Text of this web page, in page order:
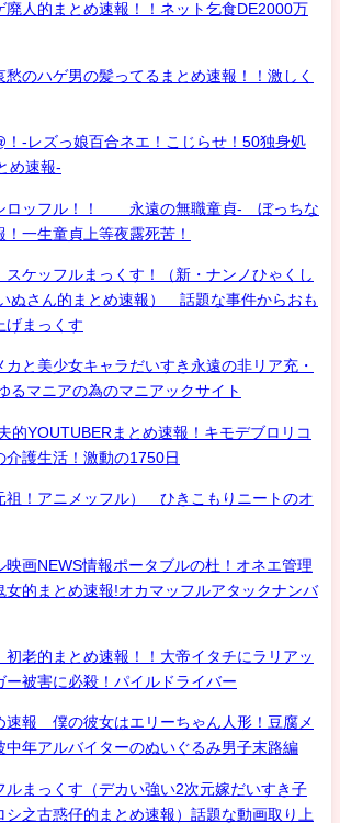
廃人的まとめ速報！！ネット乞食DE2000万
愁のハゲ男の髪ってるまとめ速報！！激しく
！-レズっ娘百合ネエ！こじらせ！50独身処
め速報-
ロッフル！！ 永遠の無職童貞- ぼっちな
！一生童貞上等夜露死苦！
スケッフルまっくす！（新・ナンノひゃくし
ぬさん的まとめ速報） 話題な事件からおも
げまっくす
カと美少女キャラだいすき永遠の非リア充・
るマニアの為のマニアックサイト
的YOUTUBERまとめ速報！キモデブロリコ
介護生活！激動の1750日
祖！アニメッフル） ひきこもりニートのオ
映画NEWS情報ポータブルの杜！オネエ管理
女的まとめ速報!オカマッフルアタックナンバ
初老的まとめ速報！！大帝イタチにラリアッ
ー被害に必殺！パイルドライバー
速報 僕の彼女はエリーちゃん人形！豆腐メ
中年アルバイターのぬいぐるみ男子末路編
ルまっくす（デカい強い2次元嫁だいすき子
シ之古惑仔的まとめ速報）話題な動画取り上